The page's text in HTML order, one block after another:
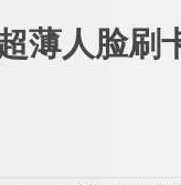
薄人脸刷